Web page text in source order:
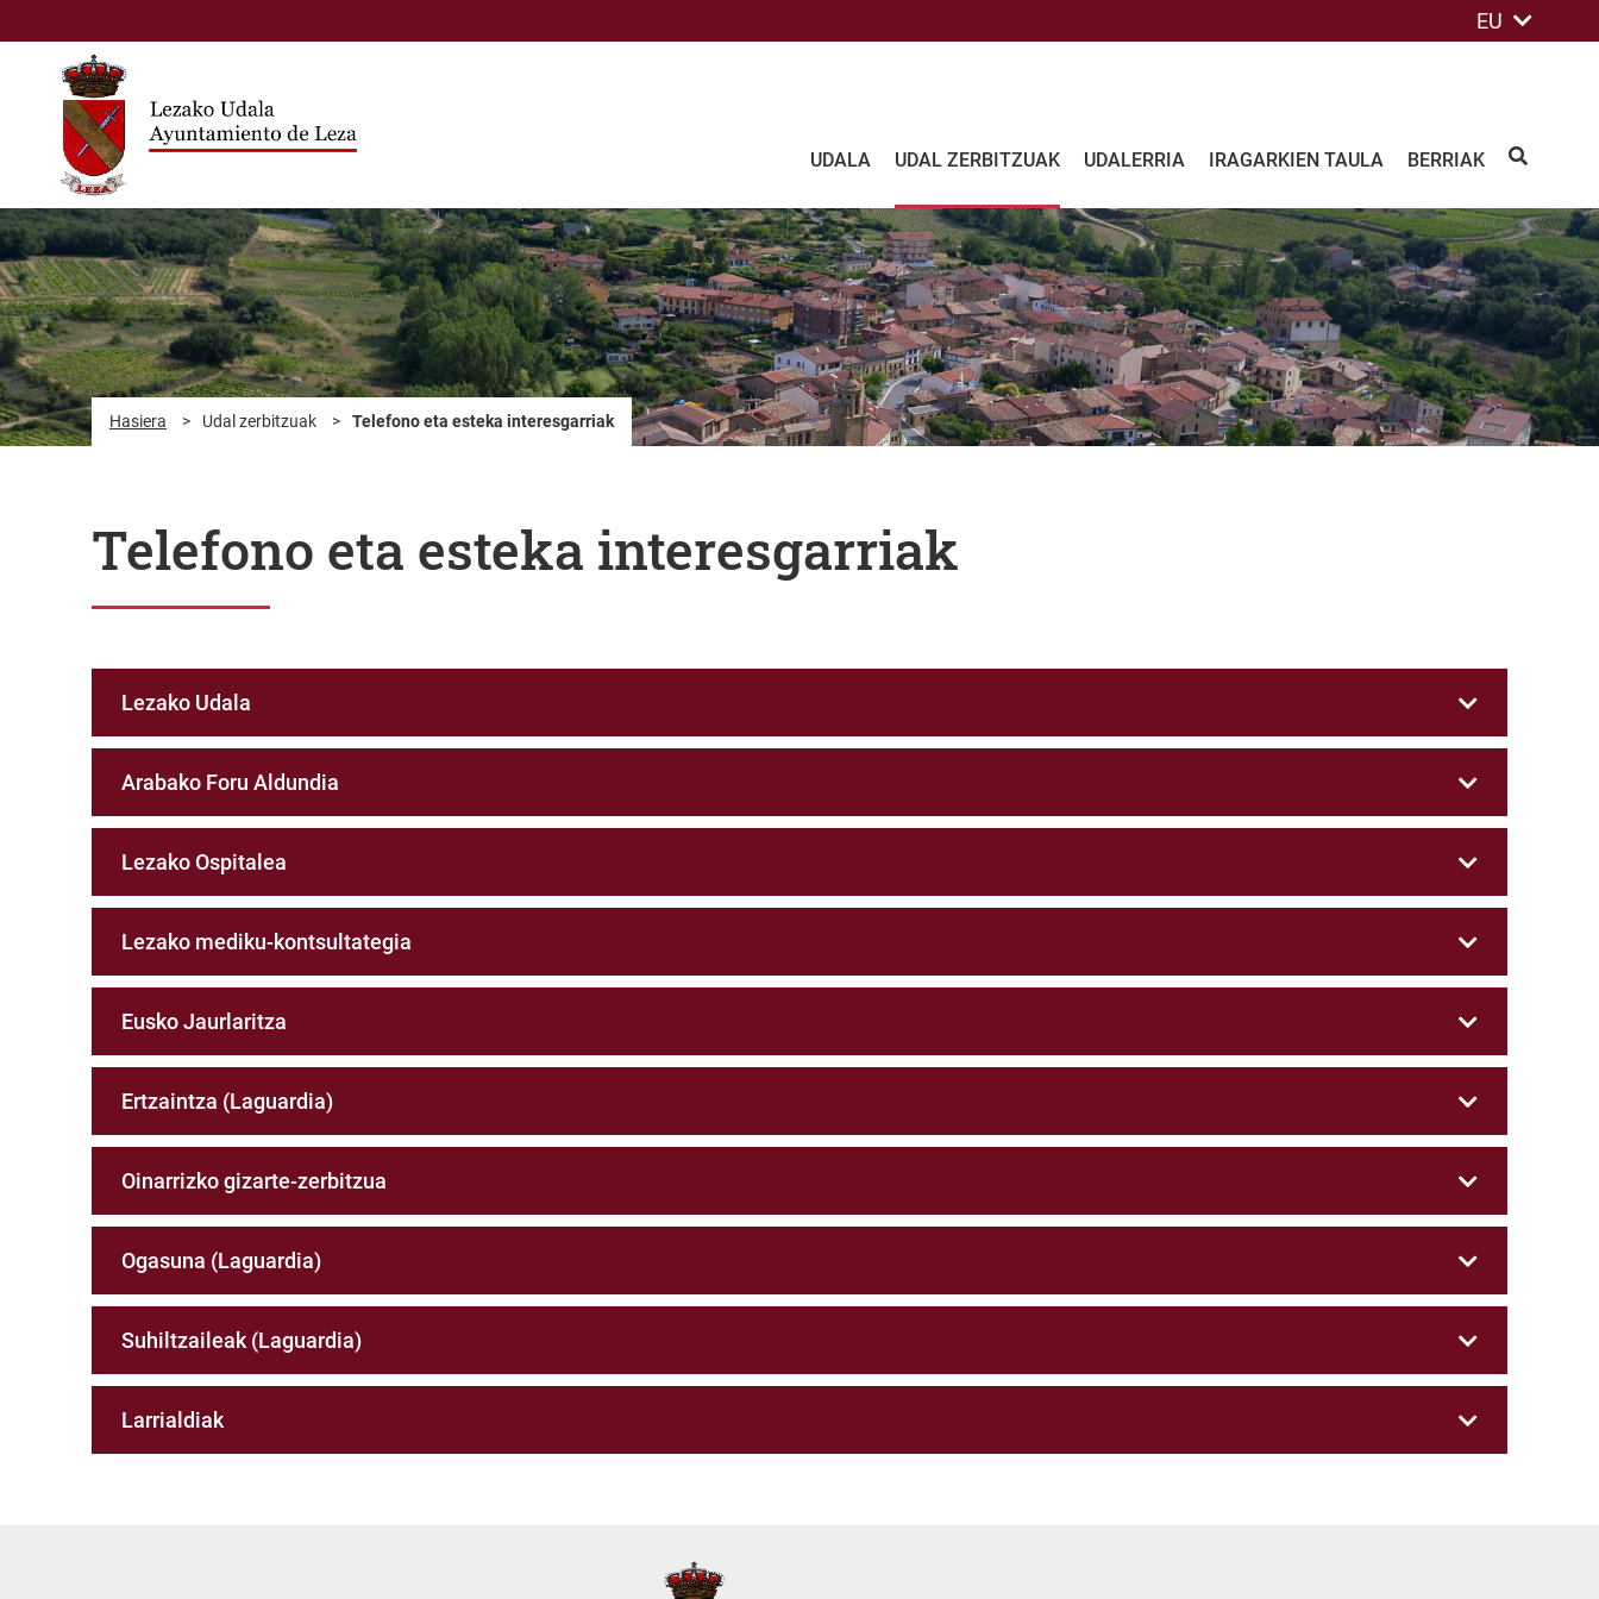
EU
UDALA UDAL ZERBITZUAK UDALERRIA IRAGARKIEN TAULA BERRIAK BILATU
Hasiera > Udal zerbitzuak > Telefono eta esteka interesgarriak
Telefono eta esteka interesgarriak
Lezako Udala
Arabako Foru Aldundia
Lezako Ospitalea
Lezako mediku-kontsultategia
Eusko Jaurlaritza
Ertzaintza (Laguardia)
Oinarrizko gizarte-zerbitzua
Ogasuna (Laguardia)
Suhiltzaileak (Laguardia)
Larrialdiak